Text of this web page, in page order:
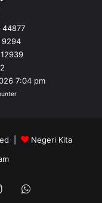
44877
9294
7:04 pm
|
Negeri Kita
InstagramWhatsApp